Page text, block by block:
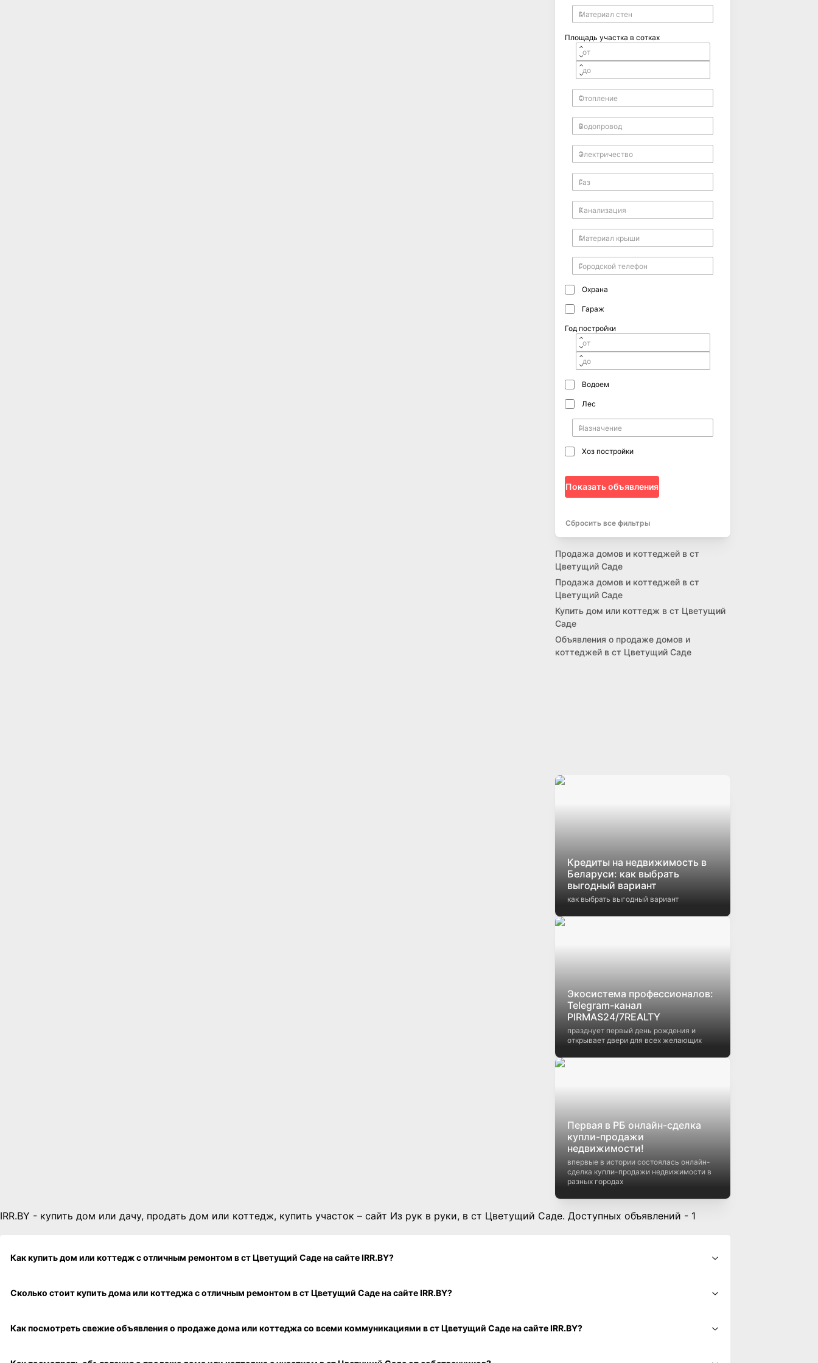
Площадь участка в сотках
Охрана
Гараж
Год постройки
Водоем
Лес
Хоз постройки
Показать объявления
Сбросить все фильтры
Продажа домов и коттеджей в ст
Цветущий Саде
Продажа домов и коттеджей в ст
Цветущий Саде
Купить дом или коттедж в ст Цветущий
Саде
Объявления о продаже домов и
коттеджей в ст Цветущий Саде
Кредиты на недвижимость в
Беларуси: как выбрать
выгодный вариант
Экосистема профессионалов:
Telegram-канал
PIRMAS24/7REALTY
празднует первый день рождения и
Первая в РБ онлайн-сделка
купли-продажи
недвижимости!
сделка купли-продажи недвижимости в
разных городах